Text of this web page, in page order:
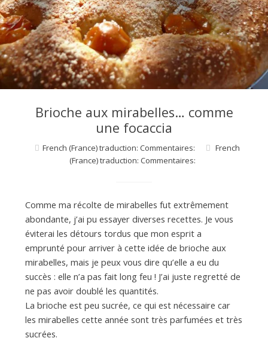
e
d
Brioche aux mirabelles… comme
une focaccia
French (France) traduction: Commentaires:
French
(France) traduction: Commentaires:
Comme ma récolte de mirabelles fut extrêmement
abondante, j’ai pu essayer diverses recettes. Je vous
éviterai les détours tordus que mon esprit a
emprunté pour arriver à cette idée de brioche aux
mirabelles, mais je peux vous dire qu’elle a eu du
succès : elle n’a pas fait long feu ! J’ai juste regretté de
ne pas avoir doublé les quantités.
La brioche est peu sucrée, ce qui est nécessaire car
les mirabelles cette année sont très parfumées et très
sucrées.